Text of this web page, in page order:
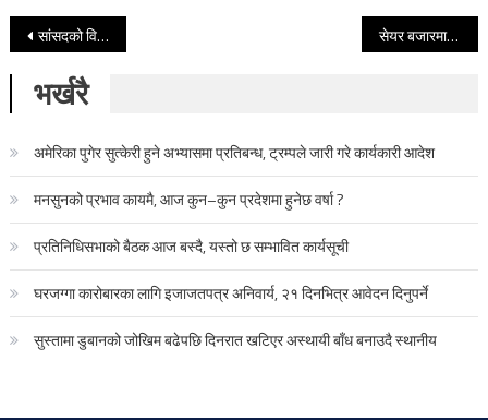
Post navigation
सांसदको विरोधपछि लुम्बिनी प्रदेश सभा बैठक फेरि स्थगित सेयर बजारमा १४.४५ अंकको गिरावट, ४ अर्ब ४१ करोडको कारोबार
भर्खरै
अमेरिका पुगेर सुत्केरी हुने अभ्यासमा प्रतिबन्ध, ट्रम्पले जारी गरे कार्यकारी आदेश
मनसुनको प्रभाव कायमै, आज कुन–कुन प्रदेशमा हुनेछ वर्षा ?
प्रतिनिधिसभाको बैठक आज बस्दै, यस्तो छ सम्भावित कार्यसूची
घरजग्गा कारोबारका लागि इजाजतपत्र अनिवार्य, २१ दिनभित्र आवेदन दिनुपर्ने
सुस्तामा डुबानको जोखिम बढेपछि दिनरात खटिएर अस्थायी बाँध बनाउदै स्थानीय